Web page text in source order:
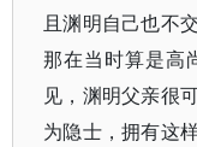
且渊明自己也不
那在当时算是高
见，渊明父亲很
为隐士，拥有这